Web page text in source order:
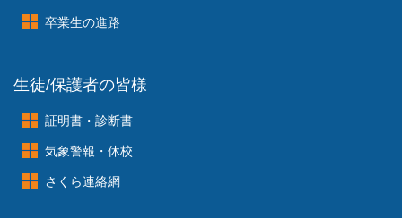
卒業生の進路
生徒/保護者の皆様
証明書・診断書
気象警報・休校
さくら連絡網